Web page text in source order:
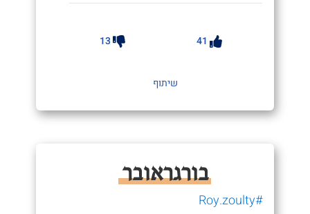
41
13
שיתוף
בורגראובר
#Roy.zoulty